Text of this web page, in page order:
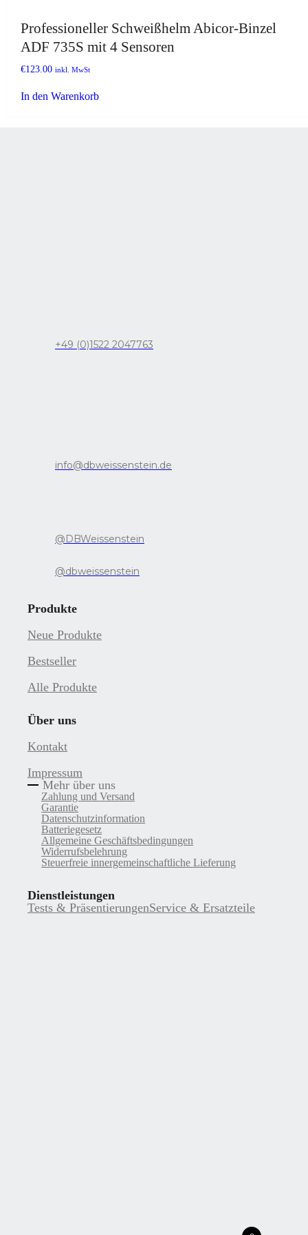
Professioneller Schweißhelm Abicor-Binzel
ADF 735S mit 4 Sensoren
€123.00 inkl. MwSt
In den Warenkorb
+49 (0)1522 2047763
info@dbweissenstein.de
@DBWeissenstein
@dbweissenstein
Produkte
Neue Produkte
Bestseller
Alle Produkte
Über uns
Kontakt
Impressum
Mehr über uns
Zahlung und Versand
Garantie
Datenschutzinformation
Batteriegesetz
Allgemeine Geschäftsbedingungen
Widerrufsbelehrung
Steuerfreie innergemeinschaftliche Lieferung
Dienstleistungen
Tests & PräsentierungenService & Ersatzteile